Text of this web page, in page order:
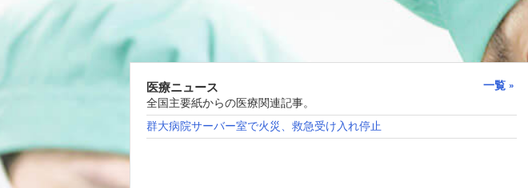
医療ニュース
一覧
全国主要紙からの医療関連記事。
群大病院サーバー室で火災、救急受け入れ停止